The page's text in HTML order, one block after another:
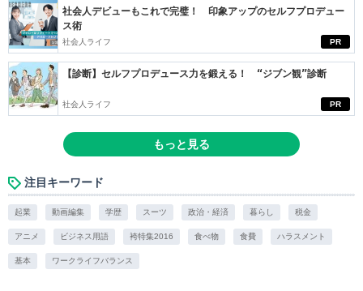
PR
社会人デビューもこれで完璧！ 印象アップのセルフプロデュー
ス術
社会人ライフ
PR
【診断】セルフプロデュース力を鍛える！ “ジブン観”診断
社会人ライフ
もっと見る
注目キーワード
起業 動画編集 学歴 スーツ 政治・経済 暮らし 税金
アニメ ビジネス用語 袴特集2016 食べ物 食費 ハラスメント
基本 ワークライフバランス